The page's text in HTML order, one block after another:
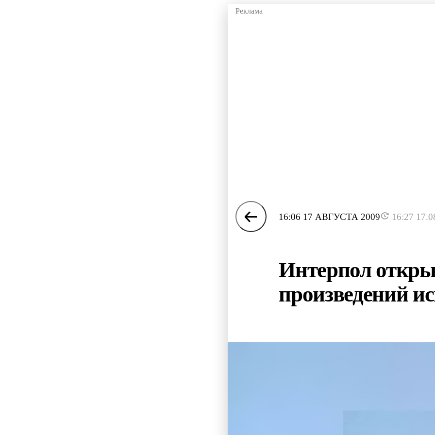
16:06 17 АВГУСТА 2009 16:27
Интерпол
произведений